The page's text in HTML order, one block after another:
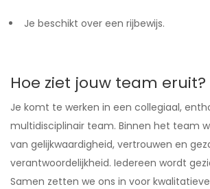
Je beschikt over een rijbewijs.
Hoe ziet jouw team eruit?
Je komt te werken in een collegiaal,
multidisciplinair team. Binnen het team
van gelijkwaardigheid, vertrouwen en
verantwoordelijkheid. Iedereen wordt
Samen zetten we ons in voor